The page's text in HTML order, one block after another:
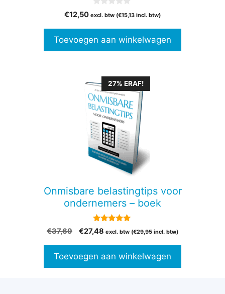
v
5
€12,50 excl. btw (€15,13 incl. btw)
Toevoegen aan winkelwagen
27% ERAF!
Onmisbare belastingtips voor
ondernemers – boek
4.82
van 5
€37,69
Oorspronkelijke
€37,69.
€27,48 Huidige
€27,48.
excl. btw (€29,95 incl. btw)
Toevoegen aan winkelwagen